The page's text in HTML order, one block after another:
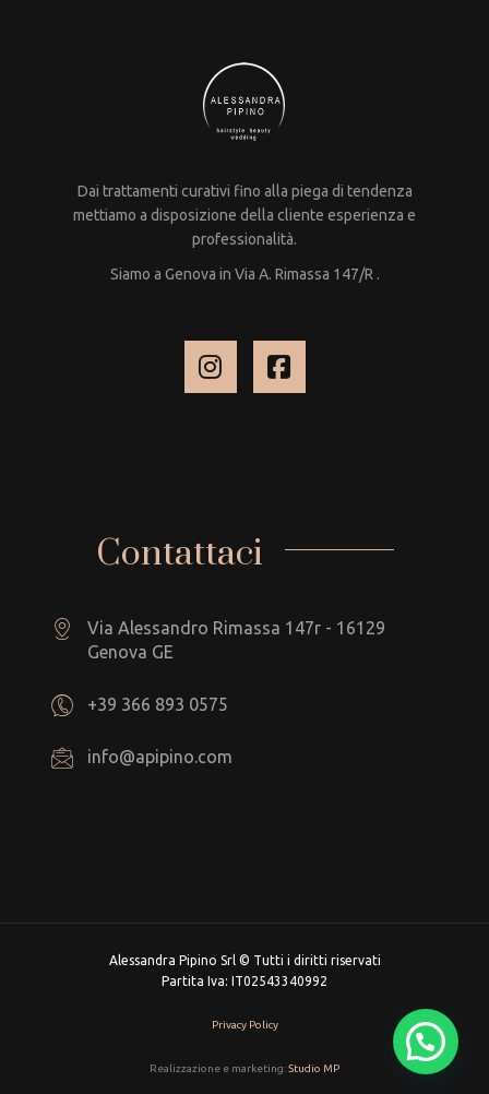
Dai trattamenti curativi fino alla piega di tendenza
mettiamo a disposizione della cliente esperienza e
professionalità.
Siamo a Genova in Via A. Rimassa 147/R .
Contattaci
Via Alessandro Rimassa 147r - 16129
Genova GE
+39 366 893 0575
info@apipino.com
Alessandra Pipino Srl © Tutti i diritti riservati
Partita Iva: IT02543340992
Privacy Policy
Realizzazione e marketing:Studio MP